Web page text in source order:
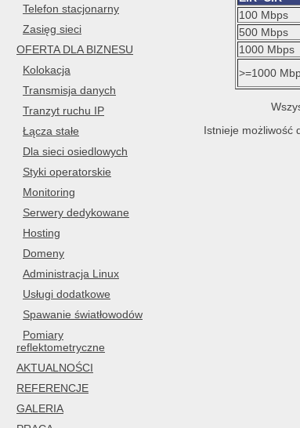
Telefon stacjonarny
Zasięg sieci
OFERTA DLA BIZNESU
Kolokacja
Transmisja danych
Tranzyt ruchu IP
Łącza stałe
Dla sieci osiedlowych
Styki operatorskie
Monitoring
Serwery dedykowane
Hosting
Domeny
Administracja Linux
Usługi dodatkowe
Spawanie światłowodów
Pomiary
reflektometryczne
AKTUALNOŚCI
REFERENCJE
GALERIA
100 Mbps
500 Mbps
1000 Mbps
>=1000
Istnieje możliwość